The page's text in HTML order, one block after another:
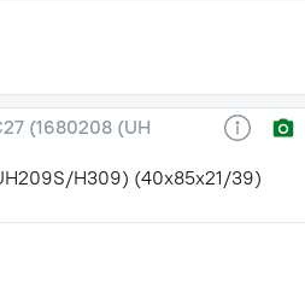
(1680208 (UH
H309) (40х85х21/39)